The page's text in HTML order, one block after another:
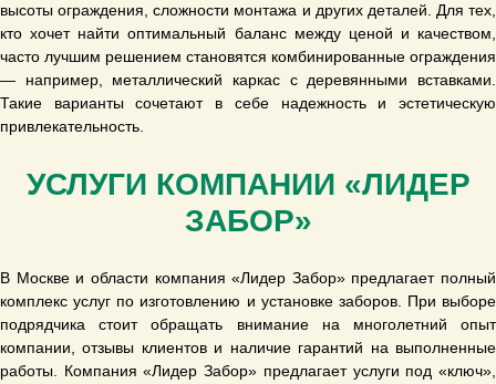
высоты ограждения, сложности монтажа и других деталей. Для тех,
кто хочет найти оптимальный баланс между ценой и качеством,
часто лучшим решением становятся комбинированные ограждения
— например, металлический каркас с деревянными вставками.
Такие варианты сочетают в себе надежность и эстетическую
привлекательность.
УСЛУГИ КОМПАНИИ «ЛИДЕР
ЗАБОР»
В Москве и области компания «Лидер Забор» предлагает полный
комплекс услуг по изготовлению и установке заборов. При выборе
подрядчика стоит обращать внимание на многолетний опыт
компании, отзывы клиентов и наличие гарантий на выполненные
работы. Компания «Лидер Забор» предлагает услуги под «ключ»,